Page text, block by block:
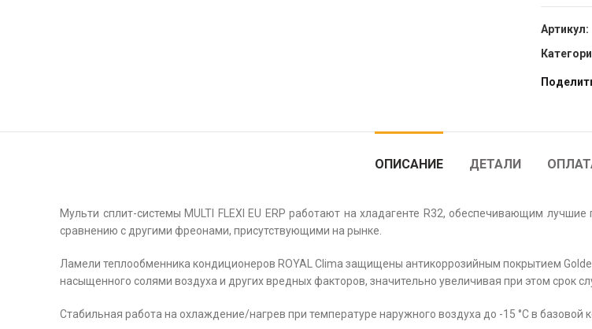
Артикул:
ОПИСАНИЕ ДЕТАЛИ
Мульти сплит-системы MULTI FLEXI EU ERP работают на хладагенте R32, обеспечивающим
сравнению с другими фреонами, присутствующими на рынке.
Ламели теплообменника кондиционеров ROYAL Clima защищены антикоррозийным покрытием
насыщенного солями воздуха и других вредных факторов, значительно увеличивая при этом срок
Стабильная работа на охлаждение/нагрев при температуре наружного воздуха до -15 °С в базовой